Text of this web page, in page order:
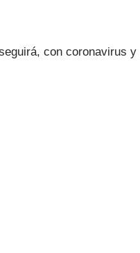
con coronavirus